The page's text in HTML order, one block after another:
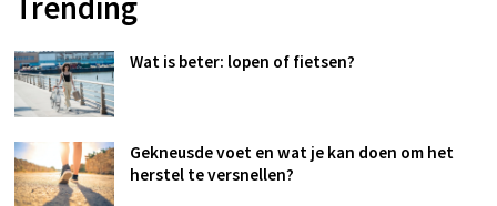
Wat is beter: lopen of fietsen?
Gekneusde voet en wat je kan doen om het
herstel te versnellen?